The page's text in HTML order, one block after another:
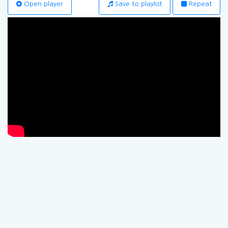
Open player Save to playlist Repeat